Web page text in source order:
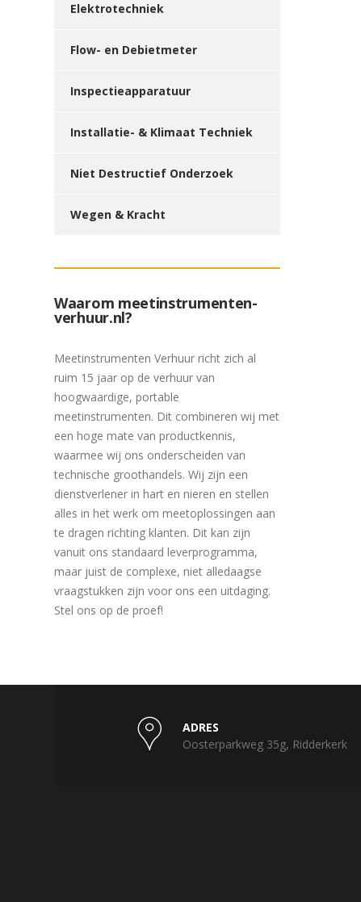
Elektrotechniek
Flow- en Debietmeter
Inspectieapparatuur
Installatie- & Klimaat Techniek
Niet Destructief Onderzoek
Wegen & Kracht
Waarom meetinstrumenten-
verhuur.nl?
Meetinstrumenten Verhuur richt zich al
ruim 15 jaar op de verhuur van
hoogwaardige, portable
meetinstrumenten. Dit combineren wij met
een hoge mate van productkennis,
waarmee wij ons onderscheiden van
technische groothandels. Wij zijn een
dienstverlener in hart en nieren en stellen
alles in het werk om meetoplossingen aan
te dragen richting klanten. Dit kan zijn
vanuit ons standaard leverprogramma,
maar juist de complexe, niet alledaagse
vraagstukken zijn voor ons een uitdaging.
Stel ons op de proef!
ADRES
Oosterparkweg 35g, Ridderkerk